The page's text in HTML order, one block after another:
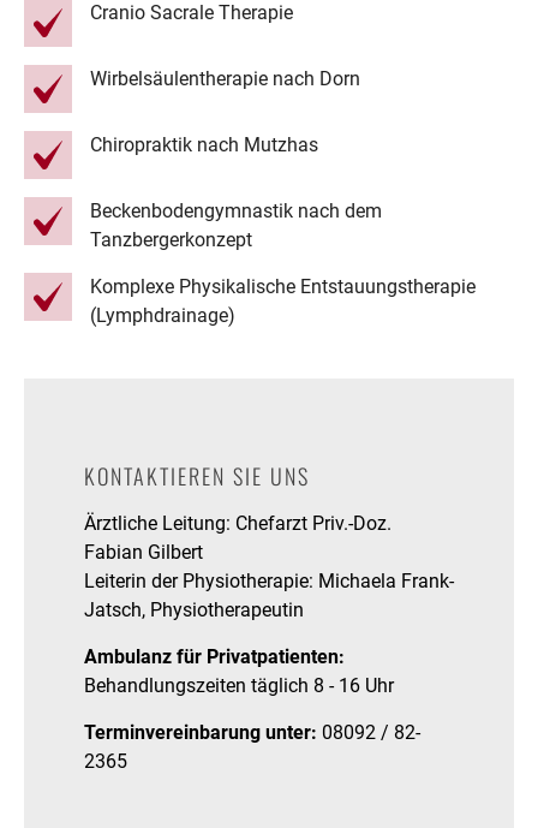
Cranio Sacrale Therapie
Wirbelsäulentherapie nach Dorn
Chiropraktik nach Mutzhas
Beckenbodengymnastik nach dem
Tanzbergerkonzept
Komplexe Physikalische Entstauungstherapie
(Lymphdrainage)
KONTAKTIEREN SIE UNS
Ärztliche Leitung: Chefarzt Priv.-Doz.
Fabian Gilbert
Leiterin der Physiotherapie: Michaela Frank-
Jatsch, Physiotherapeutin
Ambulanz für Privatpatienten:
Behandlungszeiten täglich 8 - 16 Uhr
Terminvereinbarung unter: 08092 / 82-
2365